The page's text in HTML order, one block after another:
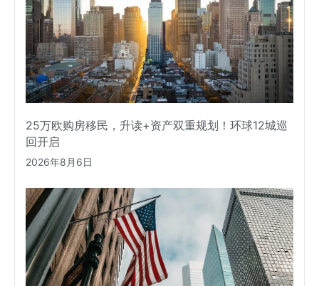
25万欧购房移民，升读+资产双重规划！环球12城巡
回开启
2026年8月6日